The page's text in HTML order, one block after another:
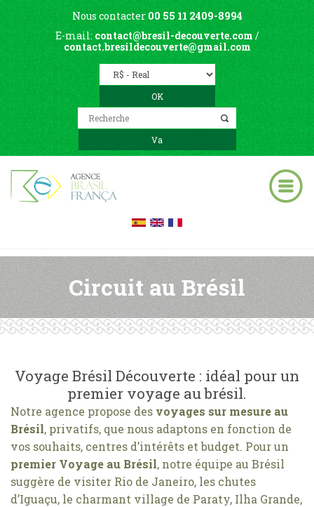
Nous contacter 00 55 11 2409-8994
E-mail: contact@bresil-decouverte.com /
contact.bresildecouverte@gmail.com
Circuit au Brésil
Voyage Brésil Découverte : idéal pour un
premier voyage au brésil.
Notre agence propose des voyages sur mesure au
Brésil, privatifs, que nous adaptons en fonction de
vos souhaits, centres d’intérêts et budget. Pour un
premier Voyage au Brésil, notre équipe au Brésil
suggère de visiter Rio de Janeiro, les chutes
d’Iguaçu, le charmant village de Paraty, Ilha Grande,